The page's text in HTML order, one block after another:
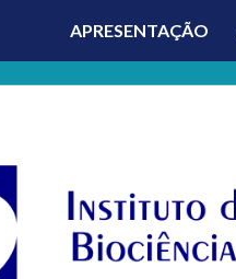
APRESENTAÇÃO